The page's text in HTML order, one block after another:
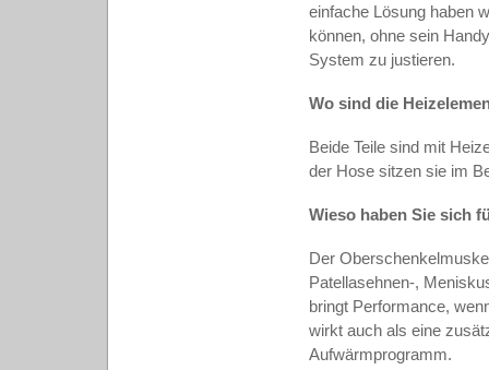
einfache Lösung haben
können, ohne sein
System zu justieren.
Wo sind die
Beide Teile sind mit
der Hose sitzen sie im
Wieso haben Sie sich
Der
Patellasehnen-,
bringt Performance,
wirkt auch als eine
Aufwärmprogramm.